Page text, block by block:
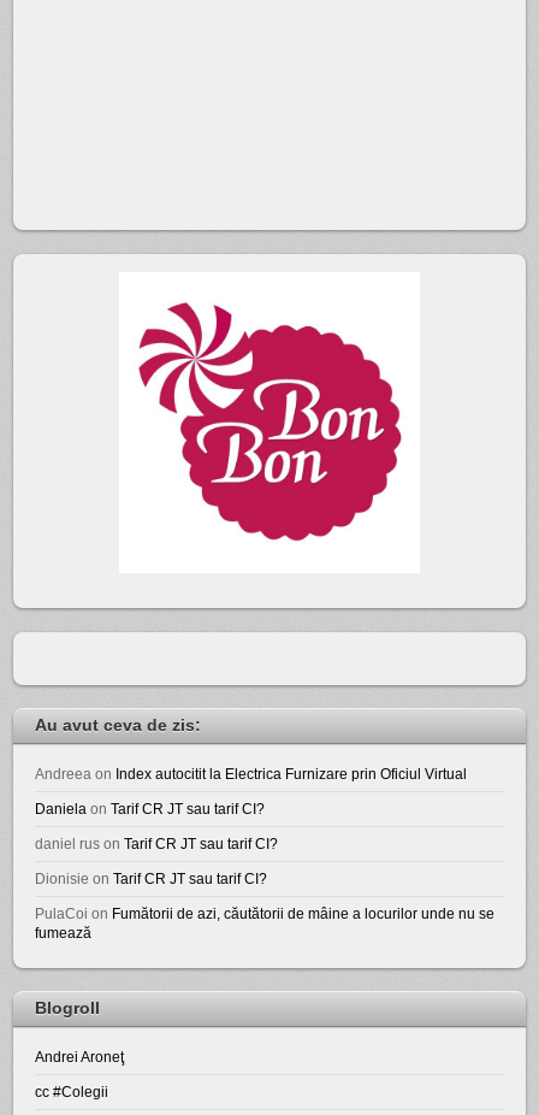
Au avut ceva de zis:
Andreea on Index autocitit la Electrica Furnizare prin Oficiul Virtual
Daniela onTarif CR JT sau tarif CI?
daniel rus onTarif CR JT sau tarif CI?
Dionisie onTarif CR JT sau tarif CI?
PulaCoi on Fumătorii de azi, căutătorii de mâine a locurilor unde nu se
fumează
Blogroll
Andrei Aroneţ
cc #Colegii